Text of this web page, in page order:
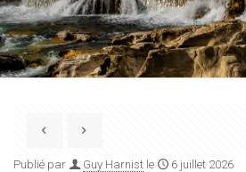
Publié par Guy Harnist le 6 juillet 2026